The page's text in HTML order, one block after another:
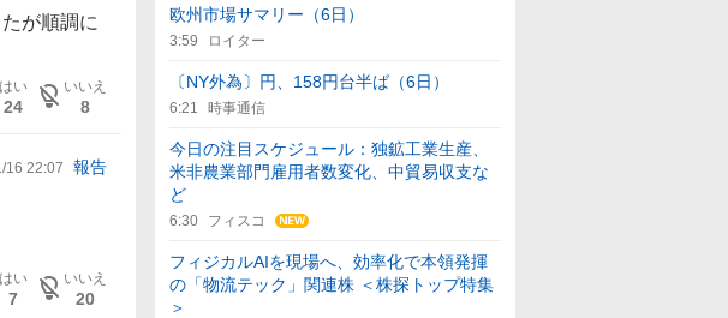
が順調に
はい
24
いいえ
8
16 22:07 報告
はい
7
いいえ
20
欧州市場サマリー（6日）
3:59 ロイター
〔NY外為〕円、158円台半ば（6日）
6:21 時事通信
今日の注目スケジュール：独鉱工業生産、
米非農業部門雇用者数変化、中貿易収支な
ど
6:30 フィスコ
フィジカルAIを現場へ、効率化で本領発揮
の「物流テック」関連株 ＜株探トップ特集
＞